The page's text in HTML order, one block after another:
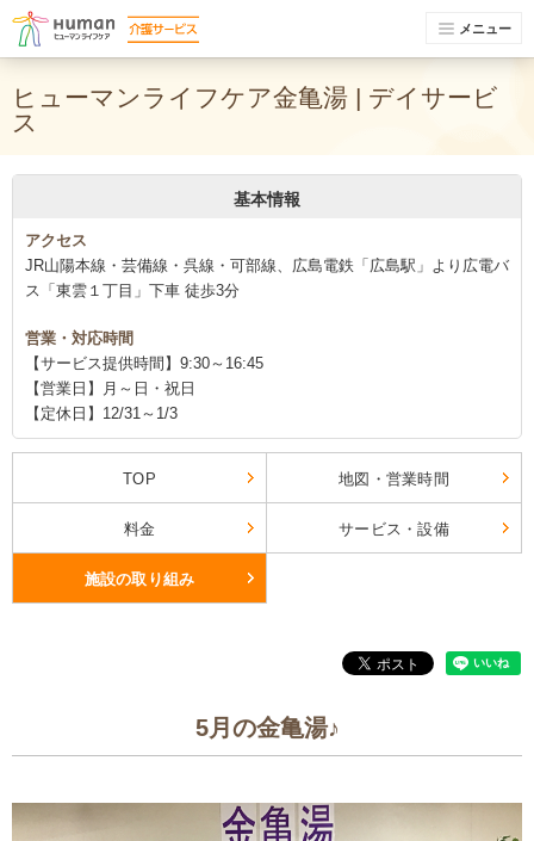
メニュー
ヒューマンライフケア金亀湯 | デイサービ
ス
基本情報
アクセス
JR山陽本線・芸備線・呉線・可部線、広島電鉄「広島駅」より広電バ
ス「東雲１丁目」下車 徒歩3分
営業・対応時間
【サービス提供時間】9:30～16:45
【営業日】月～日・祝日
【定休日】12/31～1/3
TOP 地図・営業時間
料金 サービス・設備
施設の取り組み
5月の金亀湯♪